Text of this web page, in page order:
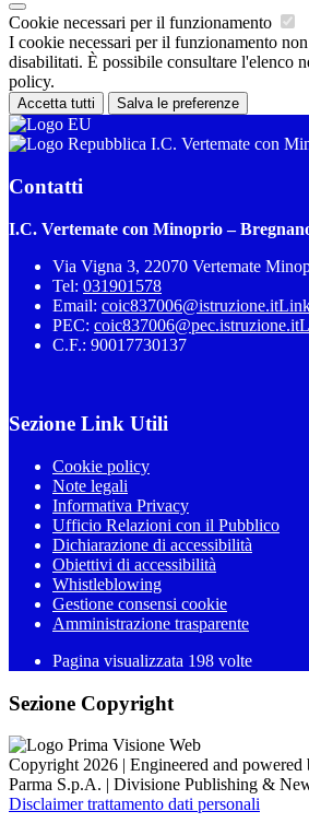
Cookie necessari per il funzionamento
I cookie necessari per il funzionamento non
disabilitati. È possibile consultare l'elenco
policy.
Accetta tutti Salva le preferenze
I.C. Vertemate con
Contatti
I.C. Vertemate con Minoprio –
Via Vigna 3, 22070 Vertemate
Tel: 031901578
Email: coic837006@istruzione.it
PEC: coic837006@pec.istruzione.it
C.F.: 90017730137
Sezione Link Utili
Cookie policy
Note legali
Informativa Privacy
Ufficio Relazioni con il Pubblico
Dichiarazione di accessibilità
Obiettivi di accessibilità
Whistleblowing
Gestione consensi cookie
Amministrazione trasparente
Pagina visualizzata 198 volte
Sezione Copyright
Copyright 2026 | Engineered and
Parma S.p.A. | Divisione Publishing &
Disclaimer trattamento dati personali